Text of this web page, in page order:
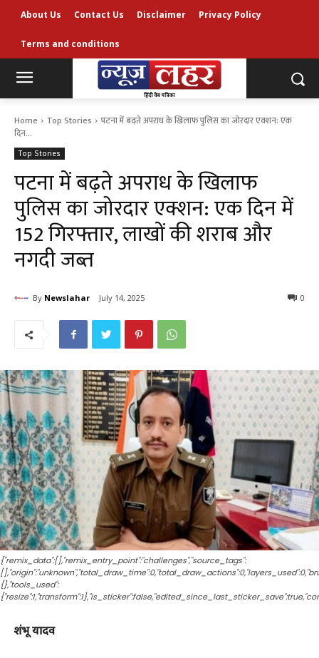
About Us Contact Us Disclaimer Privacy Policy
Terms and conditions
Home Top Stories
पटना में बढ़ते अपराध के खिलाफ पुलिस का जोरदार एक्शन: एक
दिन...
Top Stories
पटना में बढ़ते अपराध के खिलाफ
पुलिस का जोरदार एक्शन: एक दिन में
152 गिरफ्तार, लाखों की शराब और
नगदी जब्त
By Newslahar July 14, 2025 0
{"remix_data":[],"remix_entry_point":"challenges","source_tags":
{},"tools_used":
शंभू यादव